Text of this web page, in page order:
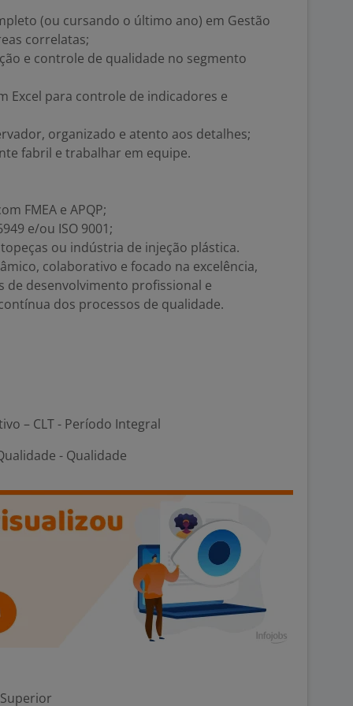
(ou cursando o último ano) em Gestão
correlatas;
e controle de qualidade no segmento
Excel para controle de indicadores e
organizado e atento aos detalhes;
fabril e trabalhar em equipe.
FMEA e APQP;
e/ou ISO 9001;
ou indústria de injeção plástica.
colaborativo e focado na excelência,
desenvolvimento profissional e
dos processos de qualidade.
– CLT - Período Integral
- Qualidade